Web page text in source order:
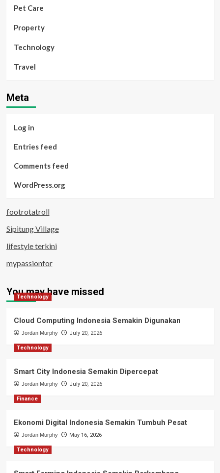
Pet Care
Property
Technology
Travel
Meta
Log in
Entries feed
Comments feed
WordPress.org
footrotatroll
Sipitung Village
lifestyle terkini
mypassionfor
You may have missed
Technology
Cloud Computing Indonesia Semakin Digunakan
Jordan Murphy July 20, 2026
Technology
Smart City Indonesia Semakin Dipercepat
Jordan Murphy July 20, 2026
Finance
Ekonomi Digital Indonesia Semakin Tumbuh Pesat
Jordan Murphy May 16, 2026
Technology